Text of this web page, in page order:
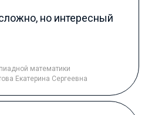
но интересный
математики
Екатерина Сергеевна